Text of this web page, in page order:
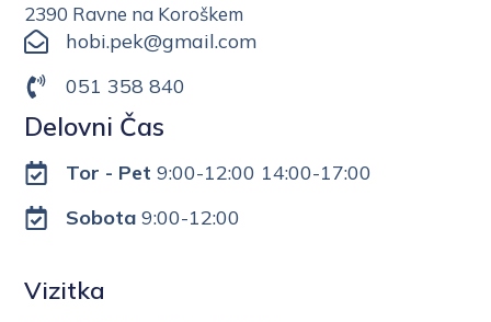
2390 Ravne na Koroškem
hobi.pek@gmail.com
051 358 840
Delovni Čas
Tor - Pet 9:00-12:00 14:00-17:00
Sobota9:00-12:00
Vizitka